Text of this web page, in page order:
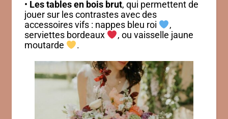
• Les tables en bois brut, qui permettent de
jouer sur les contrastes avec des
accessoires vifs : nappes bleu roi
,
serviettes bordeaux
, ou vaisselle jaune
moutarde
.